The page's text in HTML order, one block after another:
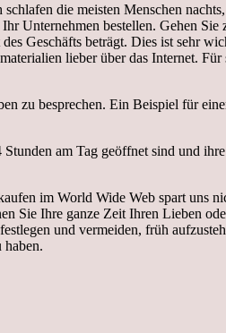
die meisten Menschen
Unternehmen bestellen. Gehen
Geschäfts beträgt. Dies ist sehr
lieber über das Internet.
zu besprechen. Ein Beispiel für
am Tag geöffnet sind und
im World Wide Web spart
Sie Ihre ganze Zeit Ihren Lieben
und vermeiden, früh
haben.